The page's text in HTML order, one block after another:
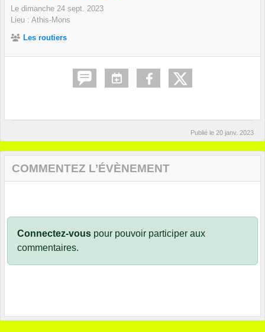
Le dimanche 24 sept. 2023
Lieu : Athis-Mons
Les routiers
Publié le 20 janv. 2023
COMMENTEZ L’ÉVÈNEMENT
Connectez-vous pour pouvoir participer aux
commentaires.